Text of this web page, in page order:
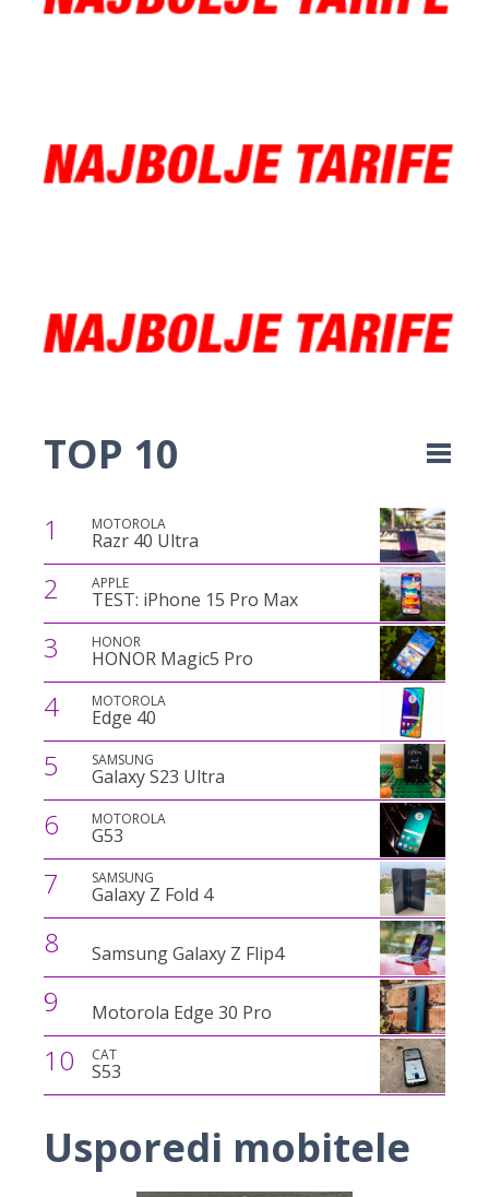
TOP 10
1 MOTOROLA
Razr 40 Ultra
2 APPLE
TEST: iPhone 15 Pro Max
3 HONOR
HONOR Magic5 Pro
4 MOTOROLA
Edge 40
5 SAMSUNG
Galaxy S23 Ultra
6 MOTOROLA
G53
7 SAMSUNG
Galaxy Z Fold 4
8 Samsung Galaxy Z Flip4
9 Motorola Edge 30 Pro
10 CAT
S53
Usporedi mobitele